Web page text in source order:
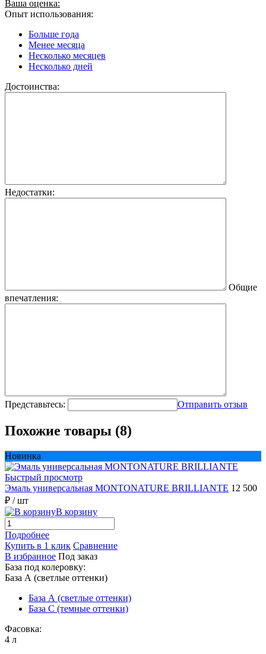
Ваша оценка:
Опыт использования:
Больше года
Менее месяца
Несколько месяцев
Несколько дней
Достоинства:
Недостатки:
Общие
впечатления:
Представьтесь: Отправить отзыв
Похожие товары (8)
Новинка
Быстрый просмотр
Эмаль универсальная MONTONATURE BRILLIANTE 12 500
₽ / шт
В корзину
Подробнее
Купить в 1 клик Сравнение
В избранное Под заказ
База под колеровку:
База А (светлые оттенки)
База А (светлые оттенки)
База С (темные оттенки)
Фасовка:
4 л